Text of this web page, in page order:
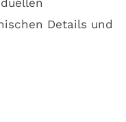
Details und